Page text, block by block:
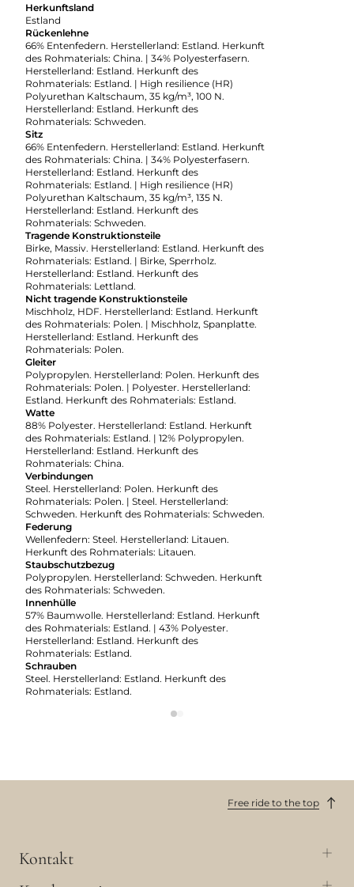
Herkunftsland
Estland
Rückenlehne
66% Entenfedern. Herstellerland: Estland. Herkunft
des Rohmaterials: China. | 34% Polyesterfasern.
Herstellerland: Estland. Herkunft des
Rohmaterials: Estland. | High resilience (HR)
Polyurethan Kaltschaum, 35 kg/m³, 100 N.
Herstellerland: Estland. Herkunft des
Rohmaterials: Schweden.
Sitz
66% Entenfedern. Herstellerland: Estland. Herkunft
des Rohmaterials: China. | 34% Polyesterfasern.
Herstellerland: Estland. Herkunft des
Rohmaterials: Estland. | High resilience (HR)
Polyurethan Kaltschaum, 35 kg/m³, 135 N.
Herstellerland: Estland. Herkunft des
Rohmaterials: Schweden.
Tragende Konstruktionsteile
Birke, Massiv. Herstellerland: Estland. Herkunft des
Rohmaterials: Estland. | Birke, Sperrholz.
Herstellerland: Estland. Herkunft des
Rohmaterials: Lettland.
Nicht tragende Konstruktionsteile
Mischholz, HDF. Herstellerland: Estland. Herkunft
des Rohmaterials: Polen. | Mischholz, Spanplatte.
Herstellerland: Estland. Herkunft des
Rohmaterials: Polen.
Gleiter
Polypropylen. Herstellerland: Polen. Herkunft des
Rohmaterials: Polen. | Polyester. Herstellerland:
Estland. Herkunft des Rohmaterials: Estland.
Watte
88% Polyester. Herstellerland: Estland. Herkunft
des Rohmaterials: Estland. | 12% Polypropylen.
Herstellerland: Estland. Herkunft des
Rohmaterials: China.
Verbindungen
Steel. Herstellerland: Polen. Herkunft des
Rohmaterials: Polen. | Steel. Herstellerland:
Schweden. Herkunft des Rohmaterials: Schweden.
Federung
Wellenfedern: Steel. Herstellerland: Litauen.
Herkunft des Rohmaterials: Litauen.
Staubschutzbezug
Polypropylen. Herstellerland: Schweden. Herkunft
des Rohmaterials: Schweden.
Innenhülle
57% Baumwolle. Herstellerland: Estland. Herkunft
des Rohmaterials: Estland. | 43% Polyester.
Herstellerland: Estland. Herkunft des
Rohmaterials: Estland.
Schrauben
Steel. Herstellerland: Estland. Herkunft des
Rohmaterials: Estland.
Free ride to the top
Kontakt